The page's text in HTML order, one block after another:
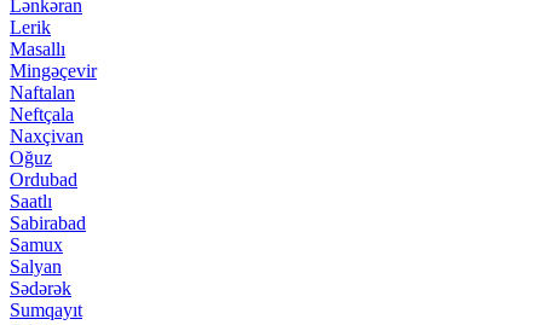
Lənkəran
Lerik
Masallı
Mingəçevir
Naftalan
Neftçala
Naxçivan
Oğuz
Ordubad
Saatlı
Sabirabad
Samux
Salyan
Sədərək
Sumqayıt